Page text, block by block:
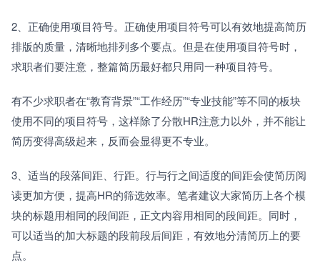
2、正确使用项目符号。正确使用项目符号可以有效地提高简历
排版的质量，清晰地排列多个要点。但是在使用项目符号时，
求职者们要注意，整篇简历最好都只用同一种项目符号。
有不少求职者在“教育背景”“工作经历”“专业技能”等不同的板块
使用不同的项目符号，这样除了分散HR注意力以外，并不能让
简历变得高级起来，反而会显得更不专业。
3、适当的段落间距、行距。行与行之间适度的间距会使简历阅
读更加方便，提高HR的筛选效率。笔者建议大家简历上各个模
块的标题用相同的段间距，正文内容用相同的段间距。同时，
可以适当的加大标题的段前段后间距，有效地分清简历上的要
点。